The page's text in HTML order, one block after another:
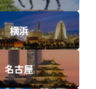
横浜
名古屋